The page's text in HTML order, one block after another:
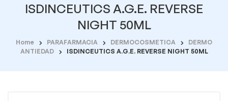
ISDINCEUTICS A.G.E. REVERSE
NIGHT 50ML
Home PARAFARMACIA DERMOCOSMETICA
DERMO
ANTIEDAD
ISDINCEUTICS A.G.E. REVERSE NIGHT 50ML